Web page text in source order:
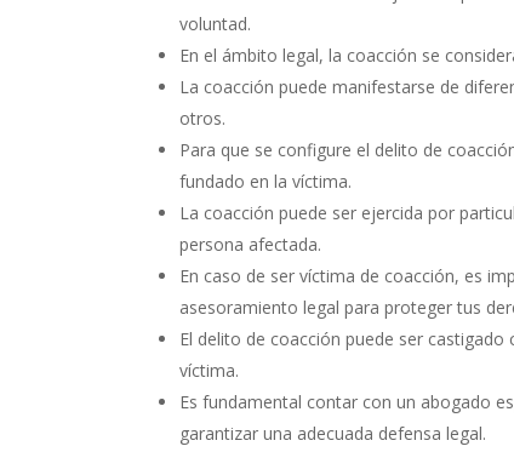
voluntad.
En el ámbito legal, la coacción se
La coacción puede manifestarse de
otros.
Para que se configure el delito de
fundado en la víctima.
La coacción puede ser ejercida por
persona afectada.
En caso de ser víctima de coacción, es
asesoramiento legal para proteger tus
El delito de coacción puede ser
víctima.
Es fundamental contar con un abogado
garantizar una adecuada defensa legal.